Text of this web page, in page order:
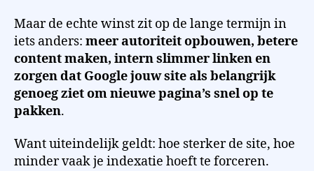
Maar de echte winst zit op de lange termijn in
iets anders: meer autoriteit opbouwen, betere
content maken, intern slimmer linken en
zorgen dat Google jouw site als belangrijk
genoeg ziet om nieuwe pagina’s snel op te
pakken.
Want uiteindelijk geldt: hoe sterker de site, hoe
minder vaak je indexatie hoeft te forceren.